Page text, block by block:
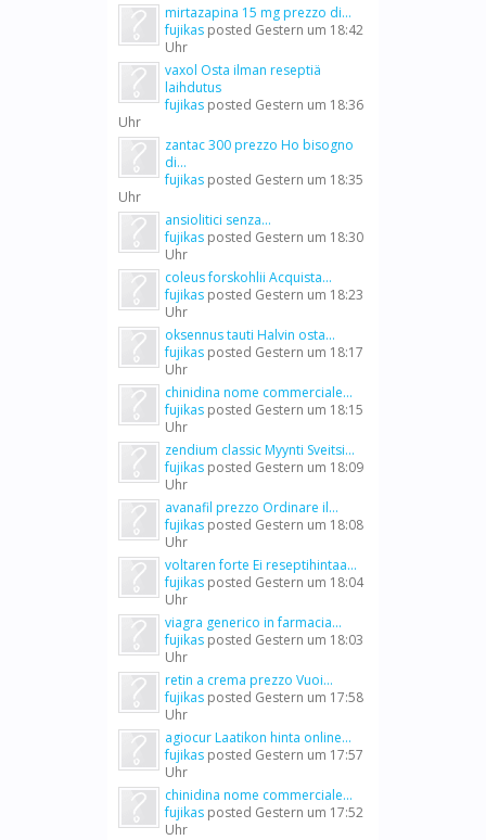
mirtazapina 15 mg prezzo di...
fujikas posted Gestern um 18:42
Uhr
vaxol Osta ilman reseptiä
laihdutus
fujikas posted Gestern um 18:36
Uhr
zantac 300 prezzo Ho bisogno
di...
fujikas posted Gestern um 18:35
Uhr
ansiolitici senza...
fujikas posted Gestern um 18:30
Uhr
coleus forskohlii Acquista...
fujikas posted Gestern um 18:23
Uhr
oksennus tauti Halvin osta...
fujikas posted Gestern um 18:17
Uhr
chinidina nome commerciale...
fujikas posted Gestern um 18:15
Uhr
zendium classic Myynti Sveitsi...
fujikas posted Gestern um 18:09
Uhr
avanafil prezzo Ordinare il...
fujikas posted Gestern um 18:08
Uhr
voltaren forte Ei reseptihintaa...
fujikas posted Gestern um 18:04
Uhr
viagra generico in farmacia...
fujikas posted Gestern um 18:03
Uhr
retin a crema prezzo Vuoi...
fujikas posted Gestern um 17:58
Uhr
agiocur Laatikon hinta online...
fujikas posted Gestern um 17:57
Uhr
chinidina nome commerciale...
fujikas posted Gestern um 17:52
Uhr